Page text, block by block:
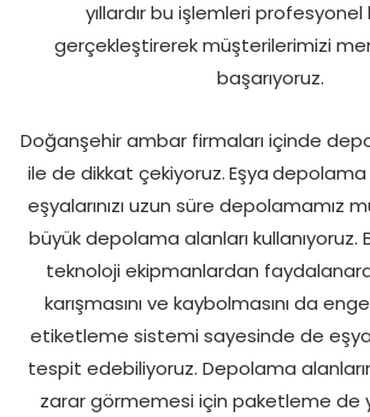
yıllardır bu işlemleri profesyonel
gerçekleştirerek müşterilerimizi
başarıyoruz.
Doğanşehir ambar firmaları içinde
ile de dikkat çekiyoruz.Eşyadepolama
eşyalarınızı uzun süre depolamamız
büyük depolama alanları kullanıyoruz.
teknoloji ekipmanlardan
karışmasını ve kaybolmasını da
etiketleme sistemi sayesinde de
tespit edebiliyoruz. Depolama
zarar görmemesi için paketleme de